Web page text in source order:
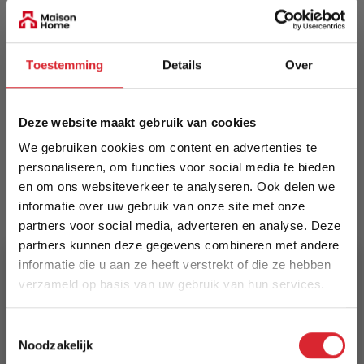
Toestemming Details Over
Deze website maakt gebruik van cookies
We gebruiken cookies om content en advertenties te
personaliseren, om functies voor social media te bieden
en om ons websiteverkeer te analyseren. Ook delen we
informatie over uw gebruik van onze site met onze
partners voor social media, adverteren en analyse. Deze
partners kunnen deze gegevens combineren met andere
informatie die u aan ze heeft verstrekt of die ze hebben
verzameld op basis van uw gebruik van hun services.
Noodzakelijk
EAN
Informeer naar de actuele levertijd
Kleur
9235
Maat
80 x 150 cm
150 cm